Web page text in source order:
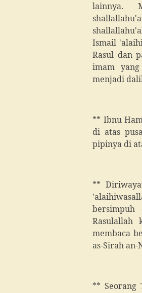
lainnya.
Ismail
Rasul dan
imam
menjadi
** Ibnu
di atas
pipinya di
**
bersimpuh
Rasulallah
membaca
as-Sirah an-
** Seorang